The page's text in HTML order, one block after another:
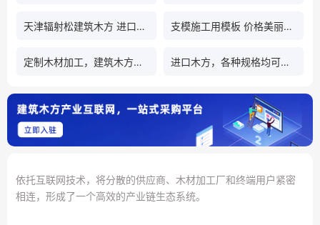
天津辐射松建筑木方 进口优质木材加工 支模施工用模板 价格美丽回头客多
定制木材加工，建筑木方，托盘料，垫木 进口木方，各种规格均可定制
依托互联网技术，将分散的供应商、木材加工厂和终端用户紧密
相连，形成了一个高效的产业链生态系统。